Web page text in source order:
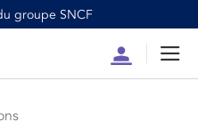
groupe SNCF
Compte